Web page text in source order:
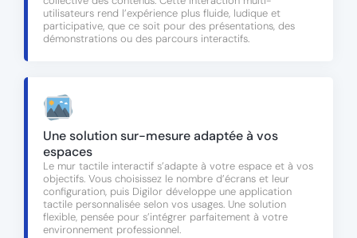
utilisateurs rend l’expérience plus fluide, ludique et
participative, que ce soit pour des présentations, des
démonstrations ou des parcours interactifs.
Une solution sur-mesure adaptée à vos
espaces
Le mur tactile interactif s’adapte à votre espace et à vos
objectifs. Vous choisissez le nombre d’écrans et leur
configuration, puis Digilor développe une application
tactile personnalisée selon vos usages. Une solution
flexible, pensée pour s’intégrer parfaitement à votre
environnement professionnel.